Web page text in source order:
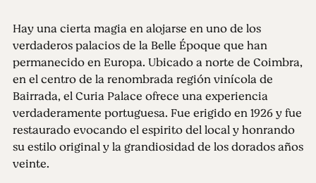
Hay una cierta magia en alojarse en uno de los
verdaderos palacios de la Belle Époque que han
permanecido en Europa. Ubicado a norte de Coimbra,
en el centro de la renombrada región vinícola de
Bairrada, el Curia Palace ofrece una experiencia
verdaderamente portuguesa. Fue erigido en 1926 y fue
restaurado evocando el espirito del local y honrando
su estilo original y la grandiosidad de los dorados años
veinte.